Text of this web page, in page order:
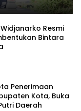
Resmi
Bintara
Penerimaan
Kota, Buka
Daerah